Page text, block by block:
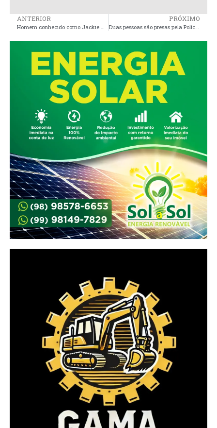
ANTERIOR
Homem conhecido como Jackie Chan, foi executado a tiros na manhã desta quinta-feira, em Pinheiro
PRÓXIMO
Duas pessoas são presas pela Polícia Civil por receptação nas cidades de Buriticupu e Bequimão